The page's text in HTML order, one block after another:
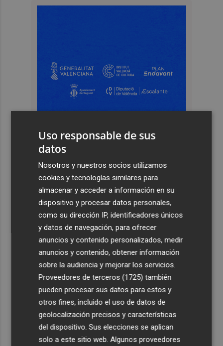
Uso responsable de sus
datos
Nosotros y nuestros socios utilizamos
cookies y tecnologías similares para
almacenar y acceder a información en su
dispositivo y procesar datos personales,
como su dirección IP, identificadores únicos
y datos de navegación, para ofrecer
anuncios y contenido personalizados, medir
anuncios y contenido, obtener información
sobre la audiencia y mejorar los servicios.
Proveedores de terceros (1725) también
pueden procesar sus datos para estos y
otros fines, incluido el uso de datos de
geolocalización precisos y características
del dispositivo. Sus elecciones se aplican
solo a este sitio web. Algunos proveedores